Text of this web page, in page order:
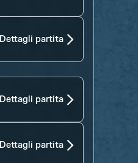
Dettagli partita
Dettagli partita
Dettagli partita